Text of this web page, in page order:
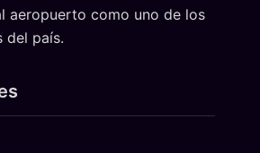
aeropuerto como uno de los
del país.